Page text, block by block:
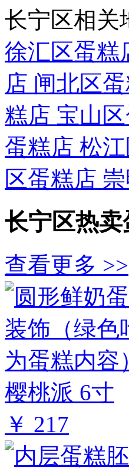
长宁区相关
徐汇区蛋糕
店 闸北区
糕店 宝山
蛋糕店 松
区蛋糕店
长宁区热卖
查看更多 >>
樱桃派 6寸
￥ 217